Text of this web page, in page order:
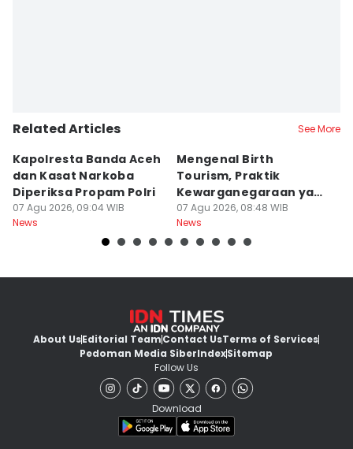
Related Articles See More
Kapolresta Banda Aceh
dan Kasat Narkoba
Diperiksa Propam Polri
07 Agu 2026, 09:04 WIB
News
Mengenal Birth
Tourism, Praktik
Kewarganegaraan yang
Bikin Trump Gerah
07 Agu 2026, 08:48 WIB
News
About UsEditorial TeamContact UsTerms of Services
Pedoman Media SiberIndexSitemap
Follow Us
Download